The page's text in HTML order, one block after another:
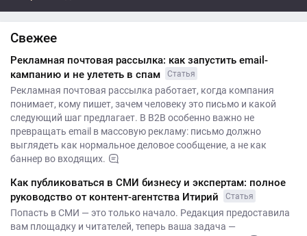
Свежее
Рекламная почтовая рассылка: как запустить email-
кампанию и не улететь в спам
Статья
Рекламная почтовая рассылка работает, когда компания
понимает, кому пишет, зачем человеку это письмо и какой
следующий шаг предлагает. В B2B особенно важно не
превращать email в массовую рекламу: письмо должно
выглядеть как нормальное деловое сообщение, а не как
баннер во входящих.
Как публиковаться в СМИ бизнесу и экспертам: полное
руководство от контент-агентства Итирий
Статья
Попасть в СМИ — это только начало. Редакция предоставила
вам площадку и читателей, теперь ваша задача —